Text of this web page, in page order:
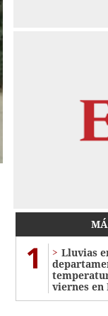
1
Lluvias
viernes en